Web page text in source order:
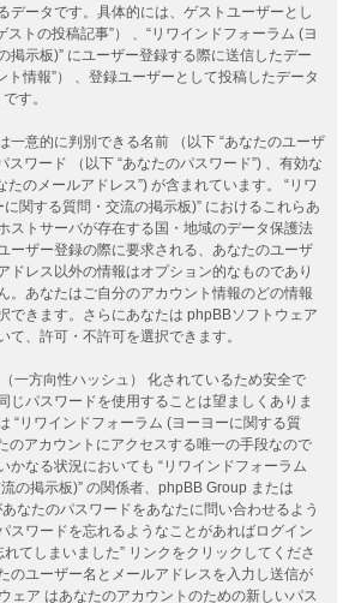
データです。具体的には、ゲストユーザーとし
ストの投稿記事”） 、“リワインドフォーラム (ヨ
掲示板)” にユーザー登録する際に送信したデー
ト情報”） 、登録ユーザーとして投稿したデータ
す。
一意的に判別できる名前 （以下 “あなたのユーザ
スワード （以下 “あなたのパスワード”) 、有効な
たのメールアドレス”) が含まれています。 “リワ
関する質問・交流の掲示板)” におけるこれらあ
ストサーバが存在する国・地域のデータ保護法
ーザー登録の際に要求される、あなたのユーザ
ドレス以外の情報はオプション的なものであり
。あなたはご自分のアカウント情報のどの情報
できます。さらにあなたは phpBBソフトウェア
て、許可・不許可を選択できます。
一方向性ハッシュ） 化されているため安全で
じパスワードを使用することは望ましくありま
“リワインドフォーラム (ヨーヨーに関する質
のアカウントにアクセスする唯一の手段なので
かなる状況においても “リワインドフォーラム
の掲示板)” の関係者、phpBB Group または
なたのパスワードをあなたに問い合わせるよう
スワードを忘れるようなことがあればログイン
てしまいました” リンクをクリックしてくださ
のユーザー名とメールアドレスを入力し送信が
ェア はあなたのアカウントのための新しいパス